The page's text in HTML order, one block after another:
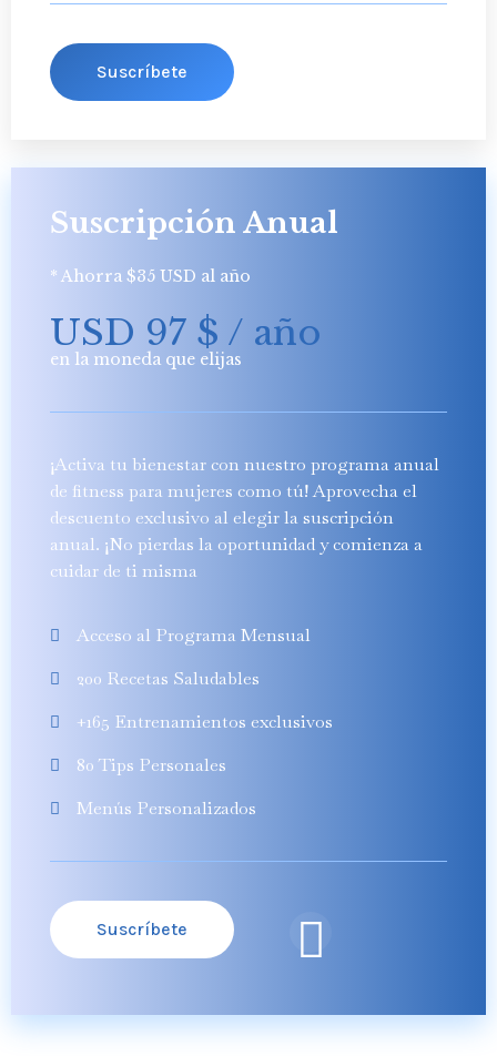
Suscríbete
Suscripción Anual
* Ahorra $35 USD al año
USD 97 $ / año
en la moneda que elijas
¡Activa tu bienestar con nuestro programa anual
de fitness para mujeres como tú! Aprovecha el
descuento exclusivo al elegir la suscripción
anual. ¡No pierdas la oportunidad y comienza a
cuidar de ti misma
Acceso al Programa Mensual
200 Recetas Saludables
+165 Entrenamientos exclusivos
80 Tips Personales
Menús Personalizados
Suscríbete